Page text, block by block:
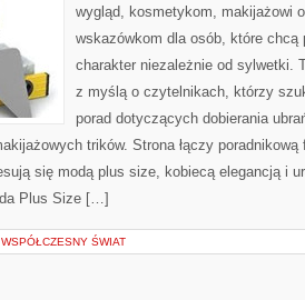
wygląd, kosmetykom, makijażowi
wskazówkom dla osób, które chcą
charakter niezależnie od sylwetki.
z myślą o czytelnikach, którzy
porad dotyczących dobierania
trików. Strona łączy
się modą plus size, kobiecą elegancją i
Plus Size […]
ŚWIAT